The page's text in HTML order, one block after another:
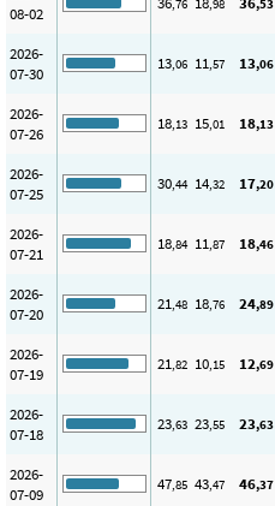
08-02
,76 ,98 ,53
2026-
07-30
13,06 11,57 13,06
2026-
07-26
18,13 15,01 18,13
2026-
07-25
30,44 14,32 17,20
2026-
07-21
18,84 11,87 18,46
2026-
07-20
21,48 18,76 24,89
2026-
07-19
21,82 10,15 12,69
2026-
07-18
23,63 23,55 23,63
2026-
07-09
47,85 43,47 46,37